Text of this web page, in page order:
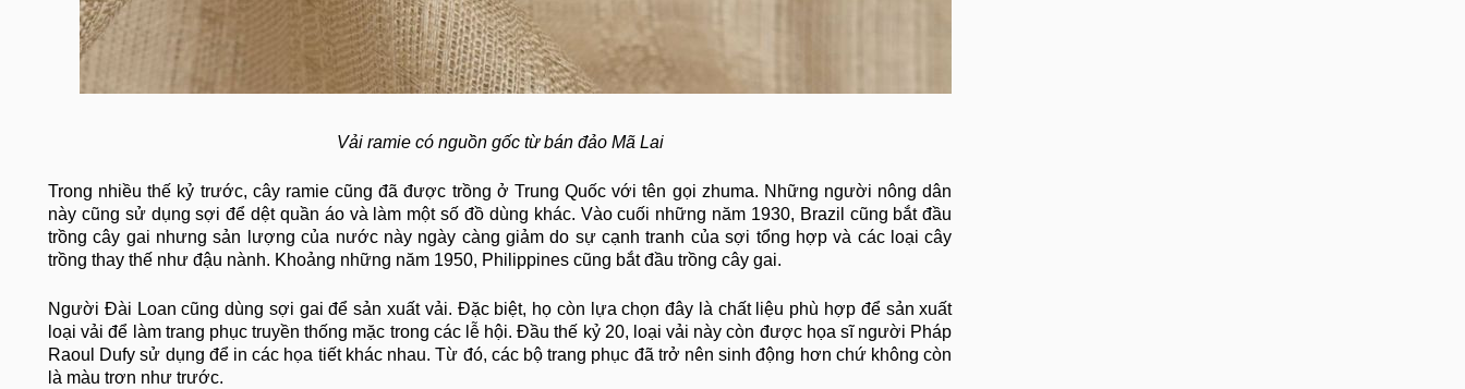
Vải ramie có nguồn gốc từ bán đảo Mã Lai
Trong nhiều thế kỷ trước, cây ramie cũng đã được trồng ở Trung Quốc với tên gọi zhuma. Những người nông dân
này cũng sử dụng sợi để dệt quần áo và làm một số đồ dùng khác. Vào cuối những năm 1930, Brazil cũng bắt đầu
trồng cây gai nhưng sản lượng của nước này ngày càng giảm do sự cạnh tranh của sợi tổng hợp và các loại cây
trồng thay thế như đậu nành. Khoảng những năm 1950, Philippines cũng bắt đầu trồng cây gai.
Người Đài Loan cũng dùng sợi gai để sản xuất vải. Đặc biệt, họ còn lựa chọn đây là chất liệu phù hợp để sản xuất
loại vải để làm trang phục truyền thống mặc trong các lễ hội. Đầu thế kỷ 20, loại vải này còn được họa sĩ người Pháp
Raoul Dufy sử dụng để in các họa tiết khác nhau. Từ đó, các bộ trang phục đã trở nên sinh động hơn chứ không còn
là màu trơn như trước.